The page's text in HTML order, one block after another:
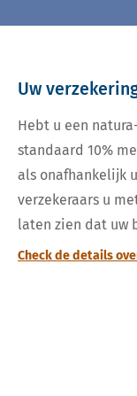
Uw
Hebt u een
standaard 10%
als onafhankelijk
verzekeraars u
laten zien dat uw
Check de details